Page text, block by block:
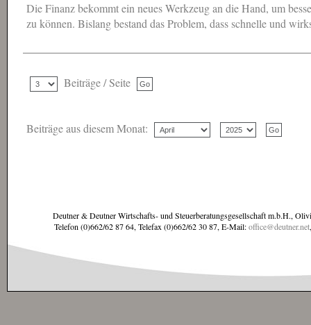
Die Finanz bekommt ein neues Werkzeug an die Hand, um
zu können. Bislang bestand das Problem, dass schnelle und
Beiträge / Seite
Beiträge aus diesem Monat:
Deutner & Deutner Wirtschafts- und Steuerberatungsgesellschaft m.b.H.,
Telefon (0)662/62 87 64, Telefax (0)662/62 30 87, E-Mail:office@deutner.net